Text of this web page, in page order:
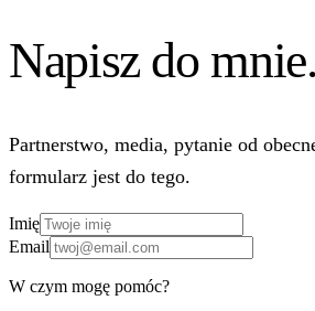
Napisz do mnie.
Partnerstwo, media, pytanie od
formularz jest do tego.
Imię
Email
W czym mogę pomóc?